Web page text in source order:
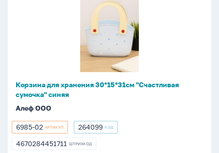
Корзина для хранения 30*15*31см "Счастливая
сумочка" синяя
Алеф ООО
6985-
02
6985-02 АРТИКУЛ 264099
264099 КОД
4670284451711
4670284451711 ШТРИХКОД